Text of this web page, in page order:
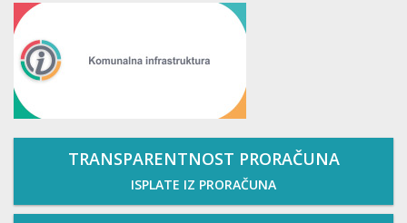
TRANSPARENTNOST PRORAČUNA
ISPLATE IZ PRORAČUNA